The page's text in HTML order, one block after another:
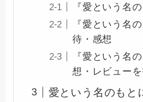
『愛という名
『愛という名
待・感想
『愛という名
想・レビュー
愛という名のもと